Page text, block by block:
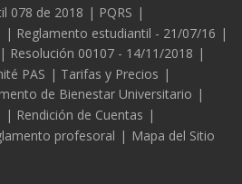
078 de 2018
PQRS
Reglamento estudiantil - 21/07/16
Resolución 00107 - 14/11/2018
PAS
Tarifas y Precios
de Bienestar Universitario
Rendición de Cuentas
profesoral Mapa del Sitio